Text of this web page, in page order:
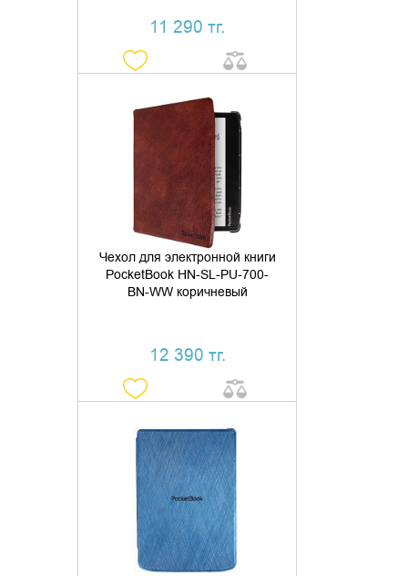
11 290 тг.
Чехол для электронной книги
PocketBook HN-SL-PU-700-
BN-WW коричневый
12 390 тг.
ДОБАВИТЬ В КОРЗИНУ
КУПИТЬ В 1 КЛИК
ДОБАВИТЬ В КОРЗИНУ
КУПИТЬ В 1 КЛИК